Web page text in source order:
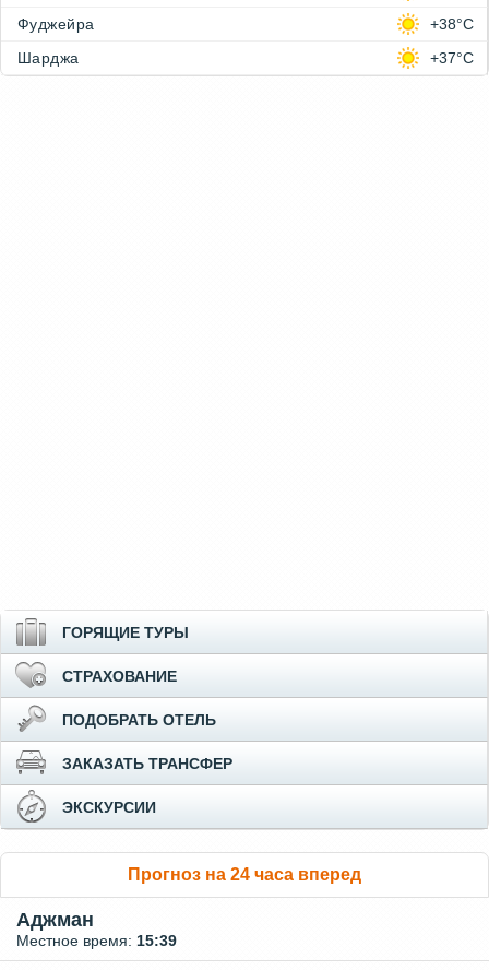
Фуджейра
+38°C
Шарджа
+37°C
ГОРЯЩИЕ ТУРЫ
СТРАХОВАНИЕ
ПОДОБРАТЬ ОТЕЛЬ
ЗАКАЗАТЬ ТРАНСФЕР
ЭКСКУРСИИ
Прогноз на 24 часа вперед
Аджман
Местное время: 15:39